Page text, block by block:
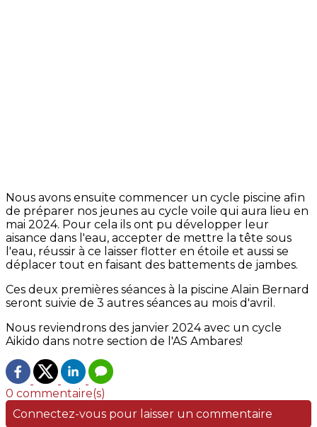
Nous avons ensuite commencer un cycle piscine afin
de préparer nos jeunes au cycle voile qui aura lieu en
mai 2024. Pour cela ils ont pu développer leur
aisance dans l'eau, accepter de mettre la tête sous
l'eau, réussir à ce laisser flotter en étoile et aussi se
déplacer tout en faisant des battements de jambes.
Ces deux premières séances à la piscine Alain Bernard
seront suivie de 3 autres séances au mois d'avril.
Nous reviendrons des janvier 2024 avec un cycle
Aikido dans notre section de l'AS Ambares!
0 commentaire(s)
Connectez-vous pour laisser un commentaire